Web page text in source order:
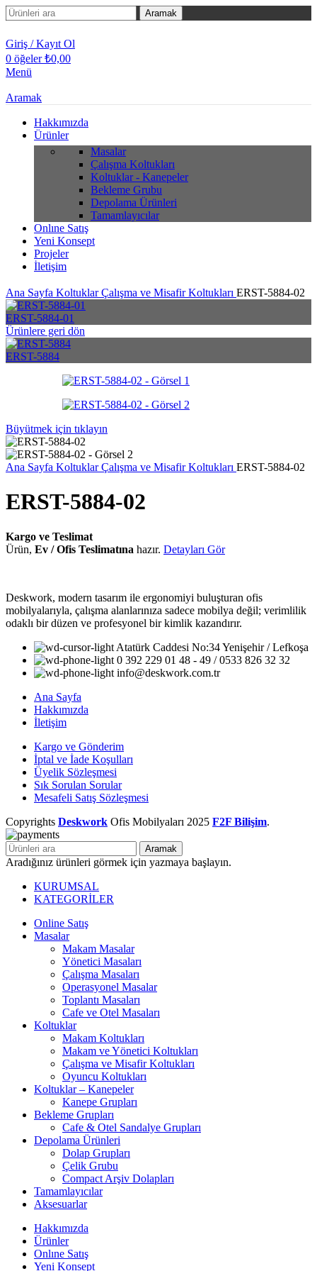
Aramak
Giriş / Kayıt Ol
0 öğeler ₺0,00
Menü
Aramak
Hakkımızda
Ürünler
Masalar
Çalışma Koltukları
Koltuklar - Kanepeler
Bekleme Grubu
Depolama Ürünleri
Tamamlayıcılar
Onlıne Satış
Yeni Konsept
Projeler
İletişim
Ana Sayfa KoltuklarÇalışma ve Misafir Koltukları ERST-5884-02
ERST-5884-01
Ürünlere geri dön
ERST-5884
Büyütmek için tıklayın
Ana Sayfa KoltuklarÇalışma ve Misafir Koltukları ERST-5884-02
ERST-5884-02
Kargo ve Teslimat
Ürün, Ev / Ofis Teslimatına hazır. Detayları Gör
Deskwork, modern tasarım ile ergonomiyi buluşturan ofis
mobilyalarıyla, çalışma alanlarınıza sadece mobilya değil; verimlilik
odaklı bir düzen ve profesyonel bir kimlik kazandırır.
Atatürk Caddesi No:34 Yenişehir / Lefkoşa
0 392 229 01 48 - 49 / 0533 826 32 32
info@deskwork.com.tr
Ana Sayfa
Hakkımızda
İletişim
Kargo ve Gönderim
İptal ve İade Koşulları
Üyelik Sözleşmesi
Sık Sorulan Sorular
Mesafeli Satış Sözleşmesi
Copyrights Deskwork Ofis Mobilyaları 2025 F2F Bilişim.
Aramak
Aradığınız ürünleri görmek için yazmaya başlayın.
KURUMSAL
KATEGORİLER
Online Satış
Masalar
Makam Masalar
Yönetici Masaları
Çalışma Masaları
Operasyonel Masalar
Toplantı Masaları
Cafe ve Otel Masaları
Koltuklar
Makam Koltukları
Makam ve Yönetici Koltukları
Çalışma ve Misafir Koltukları
Oyuncu Koltukları
Koltuklar – Kanepeler
Kanepe Grupları
Bekleme Grupları
Cafe & Otel Sandalye Grupları
Depolama Ürünleri
Dolap Grupları
Çelik Grubu
Compact Arşiv Dolapları
Tamamlayıcılar
Aksesuarlar
Hakkımızda
Ürünler
Onlıne Satış
Yeni Konsept